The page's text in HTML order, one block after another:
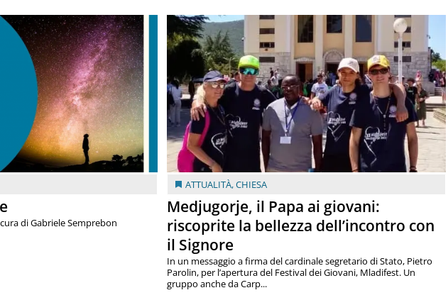
di Gabriele Semprebon
ATTUALITÀ,CHIESA
Medjugorje, il Papa ai giovani:
riscoprite la bellezza dell’incontro con
il Signore
In un messaggio a firma del cardinale segretario di Stato, Pietro
Parolin, per l’apertura del Festival dei Giovani, Mladifest. Un
gruppo anche da Carp...